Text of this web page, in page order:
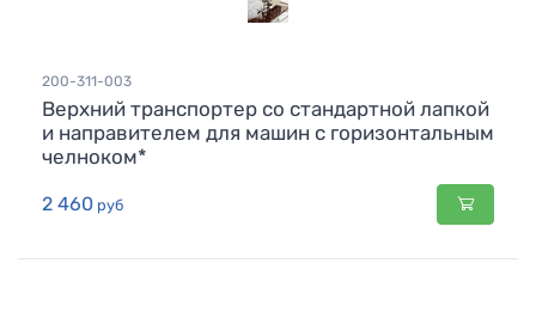
200-311-003
Верхний транспортер со стандартной лапкой
и направителем для машин с горизонтальным
челноком*
2 460 руб